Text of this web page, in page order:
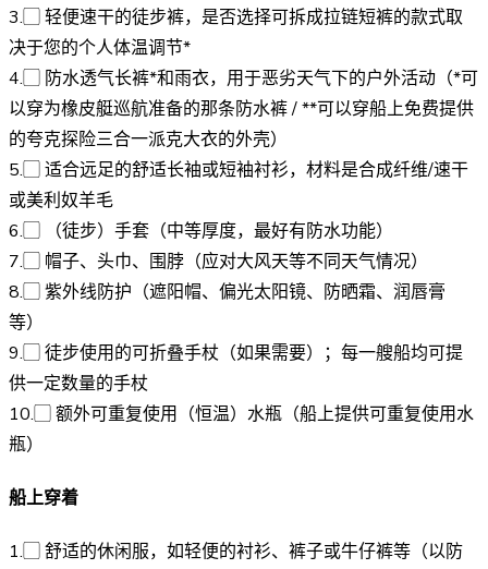
3.▢ 轻便速干的徒步裤，是否选择可拆成拉链短裤的款式取
决于您的个人体温调节*
4.▢ 防水透气长裤*和雨衣，用于恶劣天气下的户外活动（*可
以穿为橡皮艇巡航准备的那条防水裤 / **可以穿船上免费提供
的夸克探险三合一派克大衣的外壳）
5.▢ 适合远足的舒适长袖或短袖衬衫，材料是合成纤维/速干
或美利奴羊毛
6.▢ （徒步）手套（中等厚度，最好有防水功能）
7.▢ 帽子、头巾、围脖（应对大风天等不同天气情况）
8.▢ 紫外线防护（遮阳帽、偏光太阳镜、防晒霜、润唇膏
等）
9.▢ 徒步使用的可折叠手杖（如果需要）；每一艘船均可提
供一定数量的手杖
10.▢ 额外可重复使用（恒温）水瓶（船上提供可重复使用水
瓶）
船上穿着
1.▢ 舒适的休闲服，如轻便的衬衫、裤子或牛仔裤等（以防